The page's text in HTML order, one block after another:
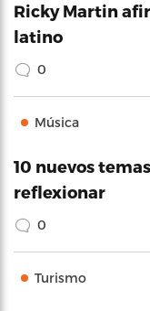
Ricky Martin
latino
0
Música
10 nuevos
reflexionar
0
Turismo